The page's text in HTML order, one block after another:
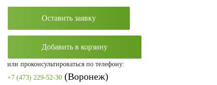
Оставить заявку
Добавить в корзину
или проконсультироваться по телефону:
+7 (473) 229-52-30 (Воронеж)